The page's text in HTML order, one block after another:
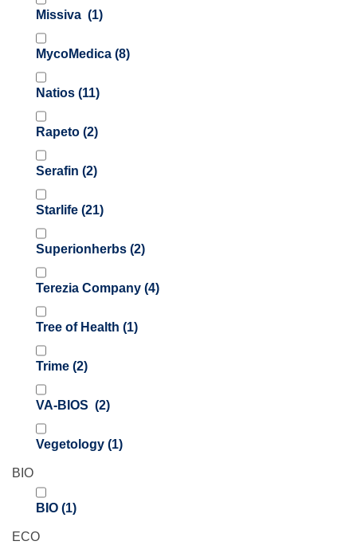
Missiva (1)
MycoMedica (8)
Natios (11)
Rapeto (2)
Serafin (2)
Starlife (21)
Superionherbs (2)
Terezia Company (4)
Tree of Health (1)
Trime (2)
VA-BIOS (2)
Vegetology (1)
BIO
BIO (1)
ECO